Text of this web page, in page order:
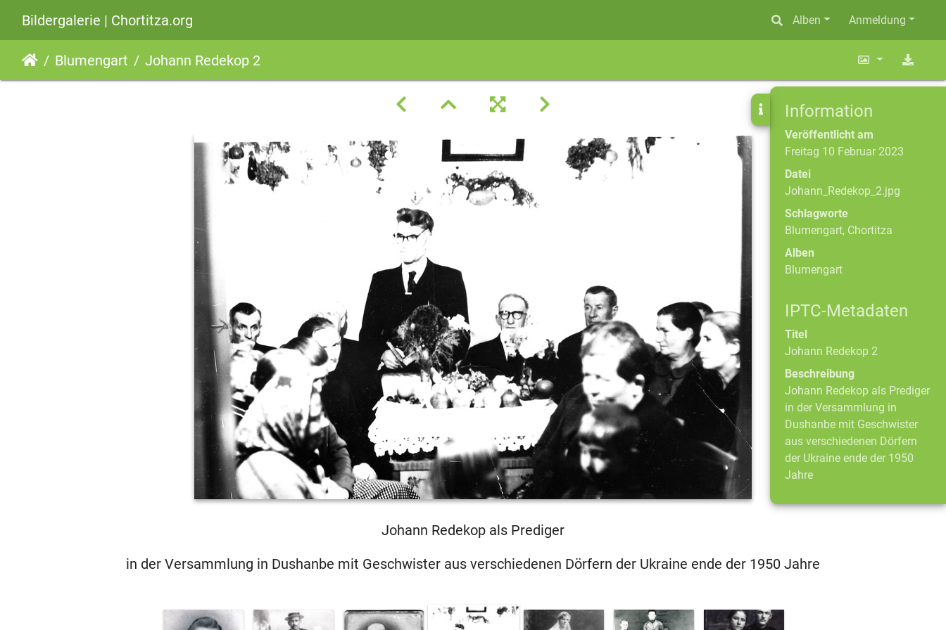
Bildergalerie | Chortitza.org Alben Anmeldung
Blumengart Johann Redekop 2
Information
Veröffentlicht am
Freitag 10 Februar 2023
Datei
Johann_Redekop_2.jpg
Schlagworte
Blumengart, Chortitza
Alben
Blumengart
IPTC-Metadaten
Titel
Johann Redekop 2
Beschreibung
Johann Redekop als Prediger
in der Versammlung in
Dushanbe mit Geschwister
aus verschiedenen Dörfern
der Ukraine ende der 1950
Jahre
Johann Redekop als Prediger
in der Versammlung in Dushanbe mit Geschwister aus verschiedenen Dörfern der Ukraine ende der 1950 Jahre